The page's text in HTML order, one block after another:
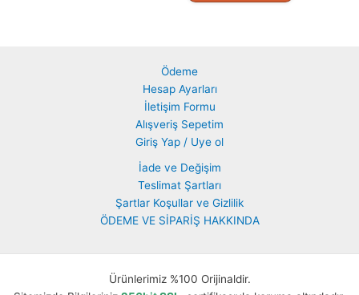
Ödeme
Hesap Ayarları
İletişim Formu
Alışveriş Sepetim
Giriş Yap / Uye ol
İade ve Değişim
Teslimat Şartları
Şartlar Koşullar ve Gizlilik
ÖDEME VE SİPARİŞ HAKKINDA
Ürünlerimiz %100 Orijinaldir.